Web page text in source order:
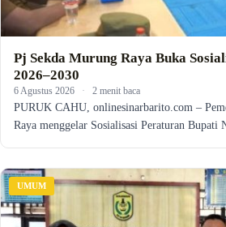
Pj Sekda Murung Raya Buka
2026–2030
6 Agustus 2026 · 2 menit baca
PURUK CAHU, onlinesinarbarito.com –
Raya menggelar Sosialisasi Peraturan Bupati
UMUM